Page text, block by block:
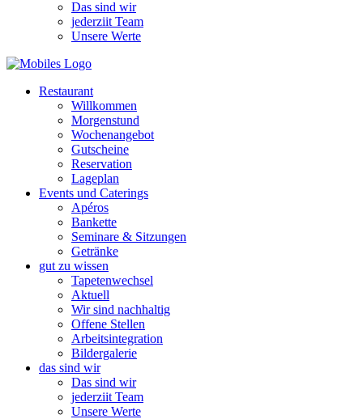
Das sind wir
jederziit Team
Unsere Werte
Restaurant
Willkommen
Morgenstund
Wochenangebot
Gutscheine
Reservation
Lageplan
Events und Caterings
Apéros
Bankette
Seminare & Sitzungen
Getränke
gut zu wissen
Tapetenwechsel
Aktuell
Wir sind nachhaltig
Offene Stellen
Arbeitsintegration
Bildergalerie
das sind wir
Das sind wir
jederziit Team
Unsere Werte